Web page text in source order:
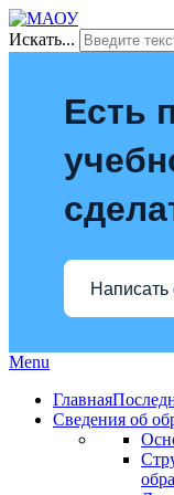
Искать...
Есть
Menu
Главная
Сведения об